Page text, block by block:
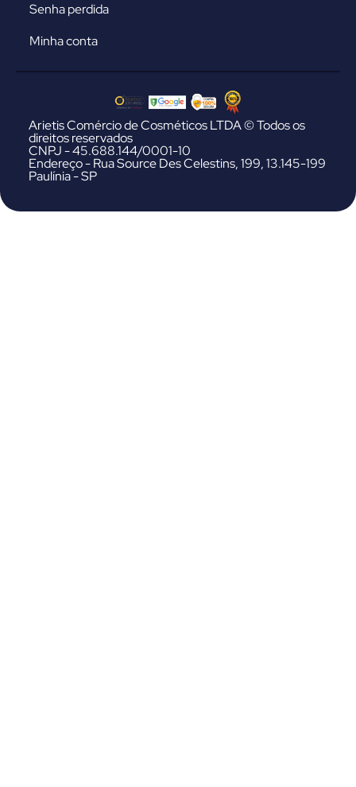
Senha perdida
Minha conta
Arietis Comércio de Cosméticos LTDA © Todos os
direitos reservados
CNPJ - 45.688.144/0001-10
Endereço - Rua Source Des Celestins, 199, 13.145-199
Paulínia - SP